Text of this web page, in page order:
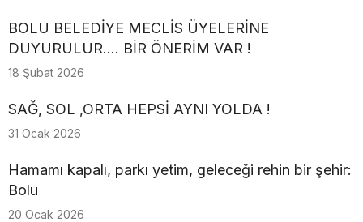
BOLU BELEDİYE MECLİS ÜYELERİNE
DUYURULUR.... BİR ÖNERİM VAR !
18 Şubat 2026
SAĞ, SOL ,ORTA HEPSİ AYNI YOLDA !
31 Ocak 2026
Hamamı kapalı, parkı yetim, geleceği rehin bir şehir:
Bolu
20 Ocak 2026